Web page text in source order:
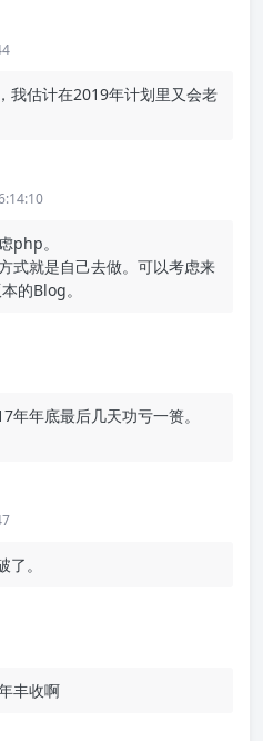
我估计在2019年计划里又会老
php。
式就是自己去做。可以考虑来
的Blog。
年年底最后几天功亏一篑。
。
丰收啊